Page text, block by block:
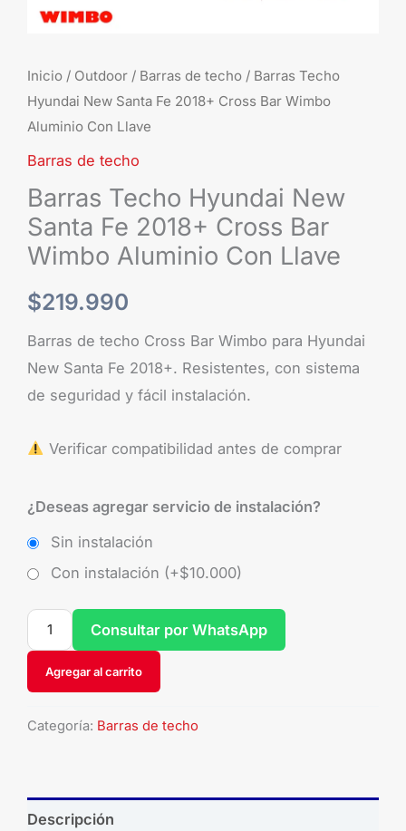
Inicio / Outdoor / Barras de techo / Barras Techo
Hyundai New Santa Fe 2018+ Cross Bar Wimbo
Aluminio Con Llave
Barras de techo
Barras Techo Hyundai New
Santa Fe 2018+ Cross Bar
Wimbo Aluminio Con Llave
$219.990
Barras de techo Cross Bar Wimbo para Hyundai
New Santa Fe 2018+. Resistentes, con sistema
de seguridad y fácil instalación.
Verificar compatibilidad antes de comprar
¿Deseas agregar servicio de instalación?
Sin instalación
Con instalación (+$10.000)
Aluminio
cantidad
Agregar al carrito
Consultar por WhatsApp
Categoría: Barras de techo
Descripción